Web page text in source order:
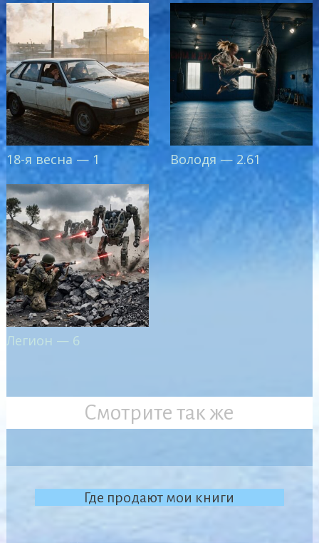
18-я весна — 1 Володя — 2.61
Легион — 6
Смотрите так же
Где продают мои книги